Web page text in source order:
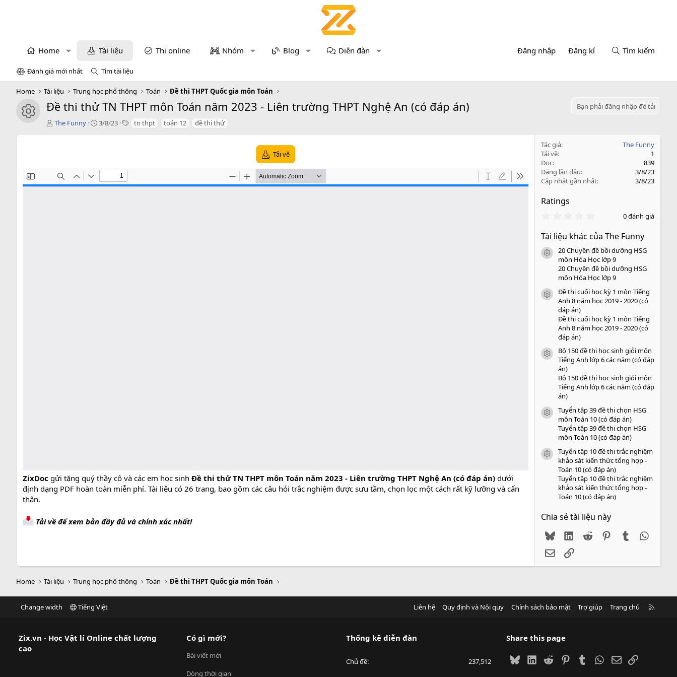
Home Tài liệu Thi online Nhóm Blog Diễn đàn Đăng nhập Đăng kí Tìm kiếm
Đánh giá mới nhất Tìm tài liệu
Home Tài liệu Trung học phổ thông Toán Đề thi THPT Quốc gia môn Toán
icon tài liệu
Đề thi thử TN THPT môn Toán năm 2023 - Liên trường THPT Nghệ An (có đáp án)
Bạn phải đăng nhập để tải
T
The Funny
C
n
3/8/23
T tn thpt toán 12 đề thi thử
Tải về
ZixDoc gửi tặng quý thầy cô và các em học sinh Đề thi thử TN THPT môn Toán năm 2023 - Liên trường THPT Nghệ An (có đáp án) dưới
định dạng PDF hoàn toàn miễn phí. Tài liệu có 26 trang, bao gồm các câu hỏi trắc nghiệm được sưu tầm, chọn lọc một cách rất kỹ lưỡng và cẩn
thận.
Tải về để xem bản đầy đủ và chính xác nhất!
Tác giả
The Funny
Tải về
1
Đọc
839
Đăng lần đầu
3/8/23
Cập nhật gần nhất
3/8/23
Ratings
0
0
s
a
o
0 đánh giá
Tài liệu khác của The Funny
icon tài liệu
20 Chuyên đề bồi dưỡng HSG
môn Hóa Học lớp 9
20 Chuyên đề bồi dưỡng HSG
môn Hóa Học lớp 9
icon tài liệu
Đề thi cuối học kỳ 1 môn Tiếng
Anh 8 năm học 2019 - 2020 (có
đáp án)
Đề thi cuối học kỳ 1 môn Tiếng
Anh 8 năm học 2019 - 2020 (có
đáp án)
icon tài liệu
Bộ 150 đề thi học sinh giỏi môn
Tiếng Anh lớp 6 các năm (có đáp
án)
Bộ 150 đề thi học sinh giỏi môn
Tiếng Anh lớp 6 các năm (có đáp
án)
icon tài liệu
Tuyển tập 39 đề thi chọn HSG
môn Toán 10 (có đáp án)
Tuyển tập 39 đề thi chọn HSG
môn Toán 10 (có đáp án)
icon tài liệu
Tuyển tập 10 đề thi trắc nghiệm
khảo sát kiến thức tổng hợp -
Toán 10 (có đáp án)
Tuyển tập 10 đề thi trắc nghiệm
khảo sát kiến thức tổng hợp -
Toán 10 (có đáp án)
Chia sẻ tài liệu này
BlueskyLinkedIn
Reddit PinterestTumblr
EmailLink
Home Tài liệu Trung học phổ thông Toán Đề thi THPT Quốc gia môn Toán
Change width Tiếng Việt Liên hệ Quy định và Nội quy Chính sách bảo mật Trợ giúp Trang chủ
Zix.vn - Học Vật lí Online chất lượng
cao
Có gì mới?
Bài viết mới
Dòng thời gian
Thống kê diễn đàn
Chủ đề 237,512
Share this page
BlueskyLinkedIn
Reddit PinterestTumblrWhatsApp
EmailLink